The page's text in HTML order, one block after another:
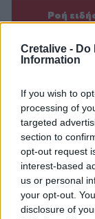
Cretalive - Do
Information
If you wish to
processing of
targeted
section to
opt-out request
interest-based
us or personal
your opt-out.
disclosure of
Ροή
08:41
08:34
«Καμίνι» τις
μποφόρ
Via Pastarella:
(βίντεο)